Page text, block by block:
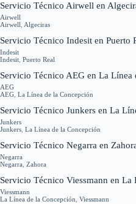
Servicio Técnico Airwell en
Airwell
Airwell Algeciras
Servicio Técnico Indesit en Puerto
Indesit
Indesit Puerto Real
Servicio Técnico AEG en La Línea
AEG
AEG La Línea de la Concepción
Servicio Técnico Junkers en La
Junkers
Junkers La Línea de la Concepción
Servicio Técnico Negarra en
Negarra
Negarra Zahora
Servicio Técnico Viessmann en La
Viessmann
La Línea de la Concepción Viessmann